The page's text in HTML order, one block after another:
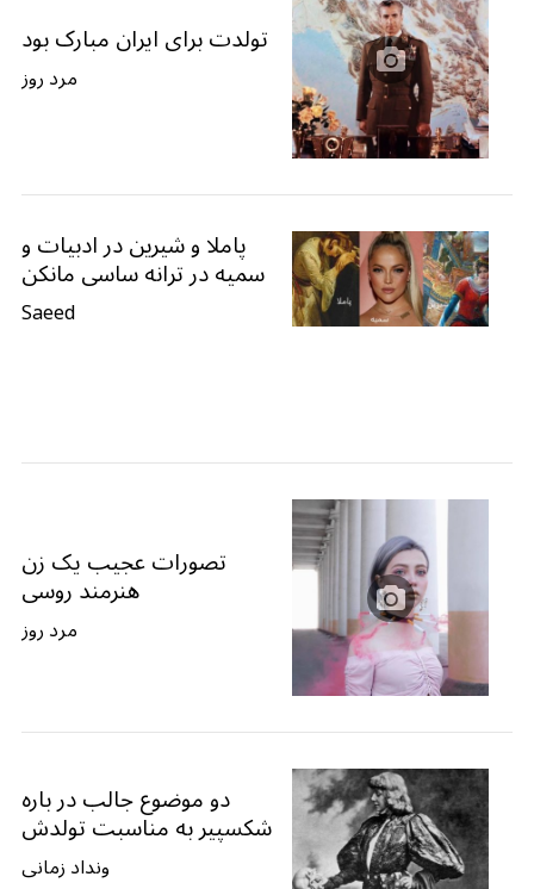
تولدت برای ایران مبارک بود
مرد روز
پاملا و شیرین در ادبیات و
سمیه در ترانه ساسی مانکن
Saeed
تصورات عجیب یک زن
هنرمند روسی
مرد روز
دو موضوع جالب در باره
شکسپیر به مناسبت تولدش
ونداد زمانی